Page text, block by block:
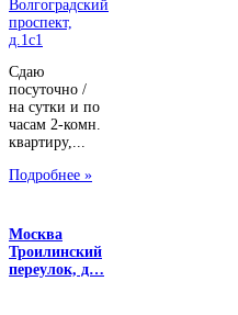
Сдаю
посуточно /
на сутки и по
часам 2-комн.
квартиру,...
Подробнее »
Москва
Троилинский
переулок, д…